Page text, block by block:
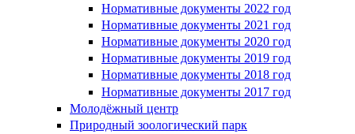
Нормативные документы 2022 год
Нормативные документы 2021 год
Нормативные документы 2020 год
Нормативные документы 2019 год
Нормативные документы 2018 год
Нормативные документы 2017 год
Молодёжный центр
Природный зоологический парк